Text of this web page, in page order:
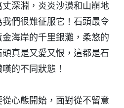
深淵，炎炎沙漠和山崩地
們很難征服它！石頭最令
海岸的千里銀灘，柔悠的
真是又愛又恨，這都是石
的不同狀態！
心態開始，面對從不留意